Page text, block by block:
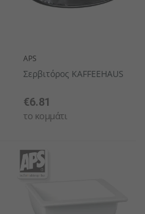
APS
Σερβιτόρος KAFFEEHAUS
€6.81
το κομμάτι